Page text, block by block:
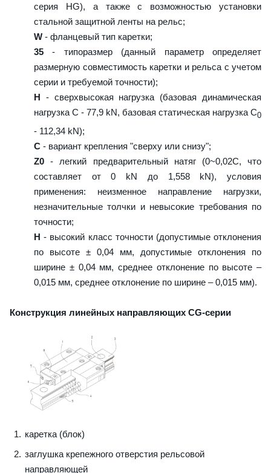
серия HG), а также с возможностью установки
стальной защитной ленты на рельс;
W - фланцевый тип каретки;
35 - типоразмер (данный параметр определяет
размерную совместимость каретки и рельса с учетом
серии и требуемой точности);
H - сверхвысокая нагрузка (базовая динамическая
нагрузка C - 77,9 kN, базовая статическая нагрузка С0
- 112,34 kN);
C - вариант крепления "сверху или снизу";
Z0 - легкий предварительный натяг (0~0,02C, что
составляет от 0 kN до 1,558 kN), условия
применения: неизменное направление нагрузки,
незначительные толчки и невысокие требования по
точности;
H - высокий класс точности (допустимые отклонения
по высоте ± 0,04 мм, допустимые отклонения по
ширине ± 0,04 мм, среднее отклонение по высоте –
0,015 мм, среднее отклонение по ширине – 0,015 мм).
Конструкция линейных направляющих CG-серии
каретка (блок)
заглушка крепежного отверстия рельсовой
направляющей